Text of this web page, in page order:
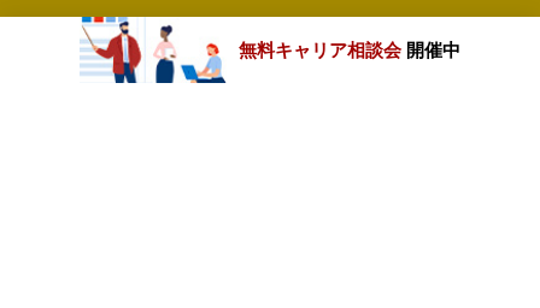
無料キャリア相談会 開催中